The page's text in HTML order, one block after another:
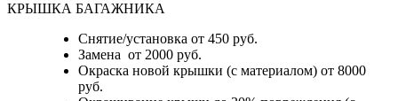
КРЫШКА БАГАЖНИКА
Снятие/установка от 450 руб.
Замена от 2000 руб.
Окраска новой крышки (с материалом) от 8000
руб.